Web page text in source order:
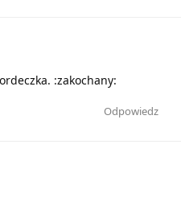
:zakochany:
Odpowiedz